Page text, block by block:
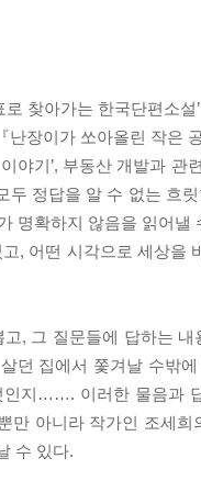
찾아가는 한국단편소설
장이가 쏘아올린 작은
야기’, 부동산 개발과 관
두 정답을 알 수 없는 흐
명확하지 않음을 읽어낼
, 어떤 시각으로 세상을
, 그 질문들에 답하는 내
던 집에서 쫓겨날 수밖
인지……. 이러한 물음과
만 아니라 작가인 조세희
수 있다.